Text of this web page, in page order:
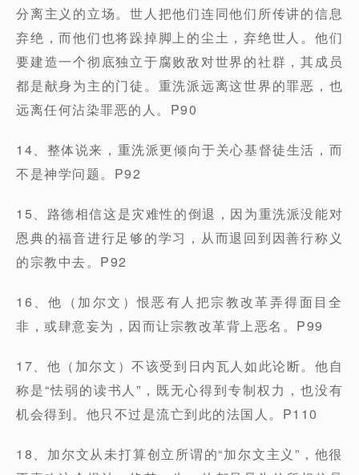
分离主义的立场。世人把他们连同他们所传讲的信息
弃绝，而他们也将跺掉脚上的尘土，弃绝世人。他们
要建造一个彻底独立于腐败敌对世界的社群，其成员
都是献身为主的门徒。重洗派远离这世界的罪恶，也
远离任何沾染罪恶的人。P90
14、整体说来，重洗派更倾向于关心基督徒生活，而
不是神学问题。P92
15、路德相信这是灾难性的倒退，因为重洗派没能对
恩典的福音进行足够的学习，从而退回到因善行称义
的宗教中去。P92
16、他（加尔文）恨恶有人把宗教改革弄得面目全
非，或肆意妄为，因而让宗教改革背上恶名。P99
17、他（加尔文）不该受到日内瓦人如此论断。他自
称是“怯弱的读书人”，既无心得到专制权力，也没有
机会得到。他只不过是流亡到此的法国人。P110
18、加尔文从未打算创立所谓的“加尔文主义”，他很